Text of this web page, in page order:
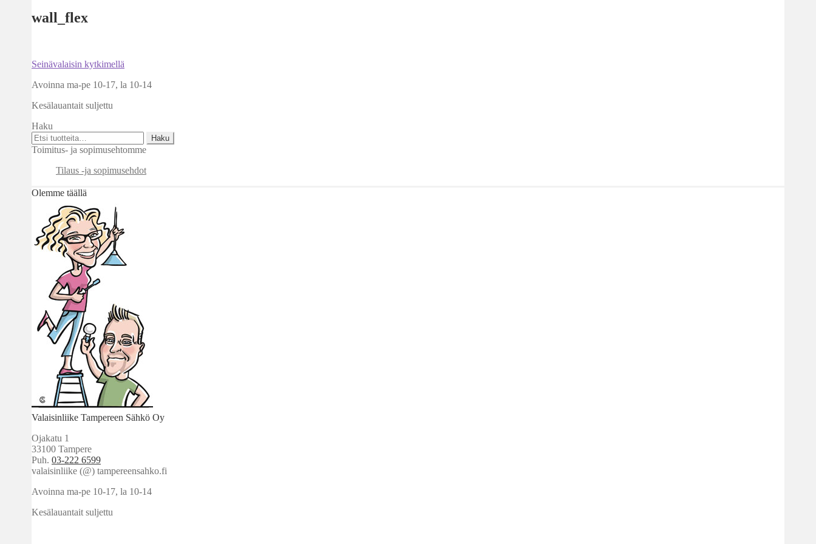
wall_flex
Artikkelien
selaus
Edellinen
Seinävalaisin kytkimellä
Avoinna ma-pe 10-17, la 10-14
Kesälauantait suljettu
Haku
Etsi:
Haku
Toimitus- ja sopimusehtomme
Tilaus -ja sopimusehdot
Olemme täällä
Valaisinliike Tampereen Sähkö Oy
Ojakatu 1
33100 Tampere
Puh. 03-222 6599
valaisinliike (@) tampereensahko.fi
Avoinna ma-pe 10-17, la 10-14
Kesälauantait suljettu